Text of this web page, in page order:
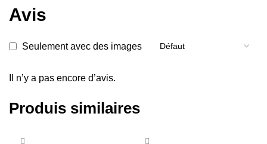
Avis
Seulement avec des images
Il n’y a pas encore d’avis.
Produis similaires